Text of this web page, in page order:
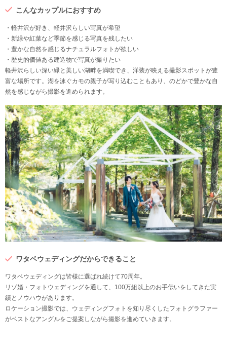
こんなカップルにおすすめ
・軽井沢が好き、軽井沢らしい写真が希望
・新緑や紅葉など季節を感じる写真を残したい
・豊かな自然を感じるナチュラルフォトが欲しい
・歴史的価値ある建造物で写真が撮りたい
軽井沢らしい深い緑と美しい湖畔を満喫でき、洋装が映える撮影スポットが豊
富な場所です。湖を泳ぐカモの親子が写り込むこともあり、のどかで豊かな自
然を感じながら撮影を進められます。
ワタベウェディングだからできること
ワタベウェディングは皆様に選ばれ続けて70周年。
リゾ婚・フォトウェディングを通して、100万組以上のお手伝いをしてきた実
績とノウハウがあります。
ロケーション撮影では、ウェディングフォトを知り尽くしたフォトグラファー
がベストなアングルをご提案しながら撮影を進めていきます。